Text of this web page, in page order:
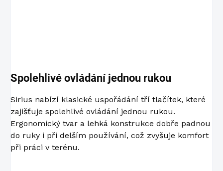
Spolehlivé ovládání jednou rukou
Sirius nabízí klasické uspořádání tří tlačítek, které
zajišťuje spolehlivé ovládání jednou rukou.
Ergonomický tvar a lehká konstrukce dobře padnou
do ruky i při delším používání, což zvyšuje komfort
při práci v terénu.